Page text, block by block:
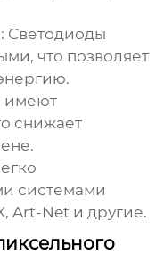
Светодиоды
что позволяет
имеют
снижает
системами
Art-Net и другие.